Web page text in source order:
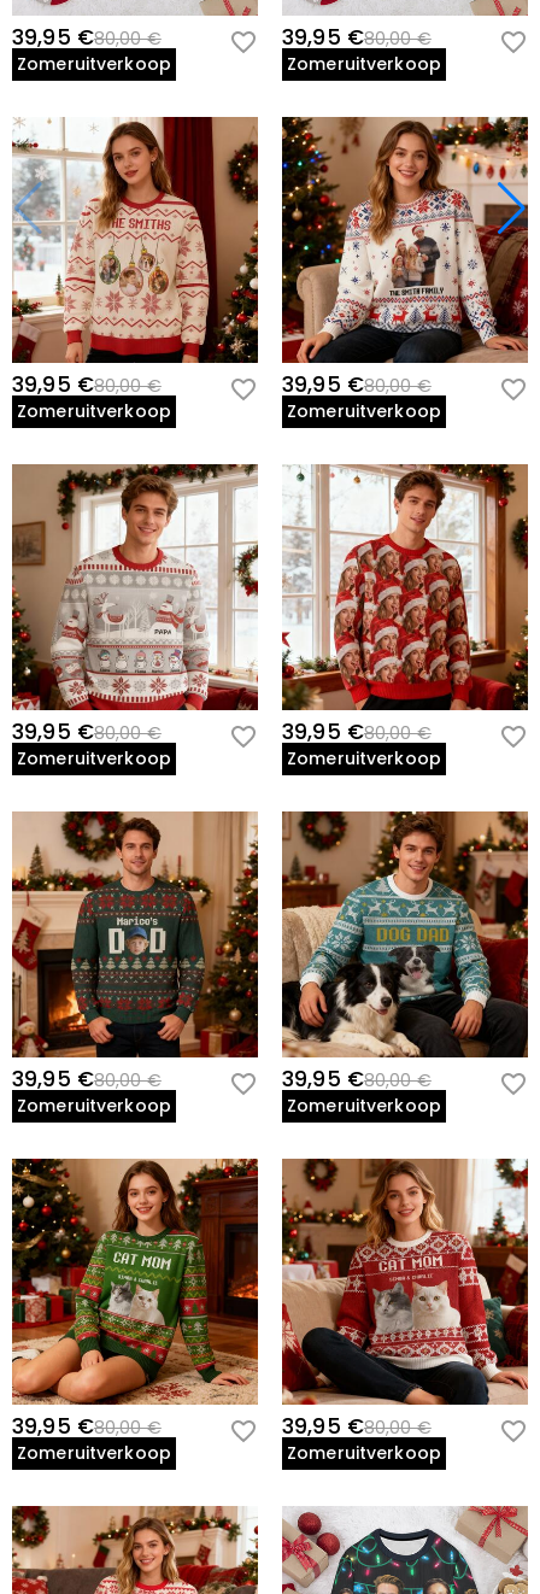
39,95 €80,00 €
Zomeruitverkoop
39,95 €80,00 €
Zomeruitverkoop
39,95 €80,00 €
Zomeruitverkoop
39,95 €80,00 €
Zomeruitverkoop
39,95 €80,00 €
Zomeruitverkoop
39,95 €80,00 €
Zomeruitverkoop
39,95 €80,00 €
Zomeruitverkoop
39,95 €80,00 €
Zomeruitverkoop
39,95 €80,00 €
Zomeruitverkoop
39,95 €80,00 €
Zomeruitverkoop